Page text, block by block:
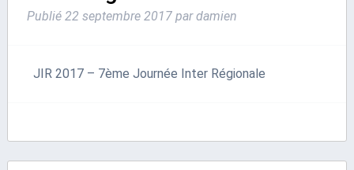
Publié 22 septembre 2017 par damien
JIR 2017 – 7ème Journée Inter Régionale